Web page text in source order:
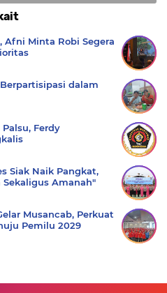
Afni Minta Robi Segera
dalam
Ferdy
Siak Naik Pangkat,
Sekaligus Amanah"
Musancab, Perkuat
Pemilu 2029